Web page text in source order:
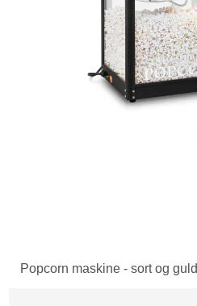
Popcorn maskine - sort og guld